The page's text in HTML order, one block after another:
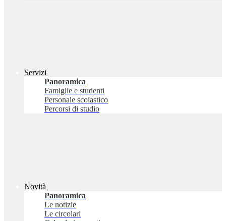
Servizi
Panoramica
Famiglie e studenti
Personale scolastico
Percorsi di studio
Novità
Panoramica
Le notizie
Le circolari